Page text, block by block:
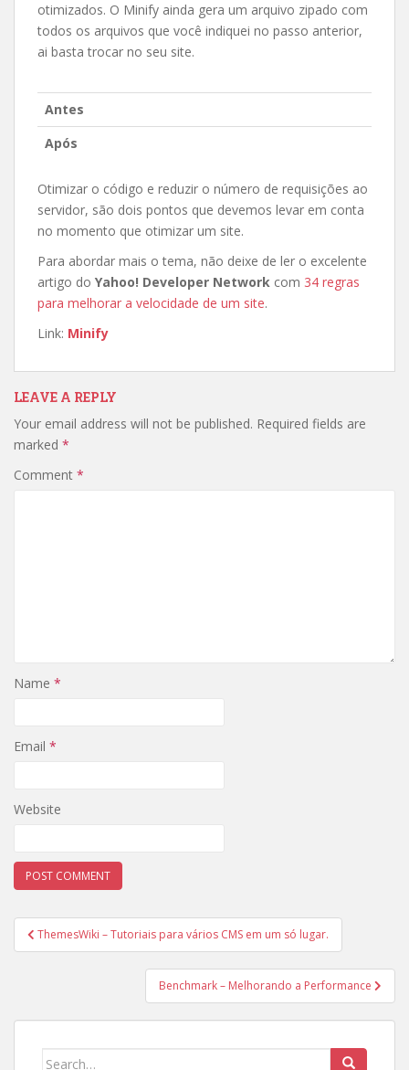
otimizados. O Minify ainda gera um arquivo zipado com
todos os arquivos que você indiquei no passo anterior,
ai basta trocar no seu site.
Antes
Após
Otimizar o código e reduzir o número de requisições ao
servidor, são dois pontos que devemos levar em conta
no momento que otimizar um site.
Para abordar mais o tema, não deixe de ler o excelente
artigo do Yahoo! Developer Network com 34 regras
para melhorar a velocidade de um site.
Link: Minify
LEAVE A REPLY
Your email address will not be published. Required fields are
marked *
Comment *
Name *
Email *
Website
Post
navigation
ThemesWiki – Tutoriais para vários CMS em um só lugar.
Benchmark – Melhorando a Performance
Search